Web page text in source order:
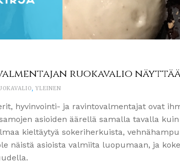
ruokavalio
YLEINEN
hyvinvointi- ja ravintovalmentajat ovat
asioiden äärellä samalla tavalla
kieltäytyä sokeriherkuista,
näistä asioista valmiita luopumaan, ja